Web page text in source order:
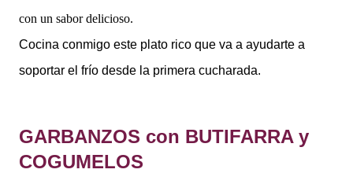
con un sabor delicioso.
Cocina conmigo este plato rico que va a ayudarte a
soportar el frío desde la primera cucharada.
GARBANZOS con BUTIFARRA y
COGUMELOS